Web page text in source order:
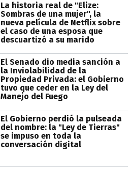
La historia real de "Elize:
Sombras de una mujer", la
nueva película de Netflix sobre
el caso de una esposa que
descuartizó a su marido
El Senado dio media sanción a
la Inviolabilidad de la
Propiedad Privada: el Gobierno
tuvo que ceder en la Ley del
Manejo del Fuego
El Gobierno perdió la pulseada
del nombre: la "Ley de Tierras"
se impuso en toda la
conversación digital